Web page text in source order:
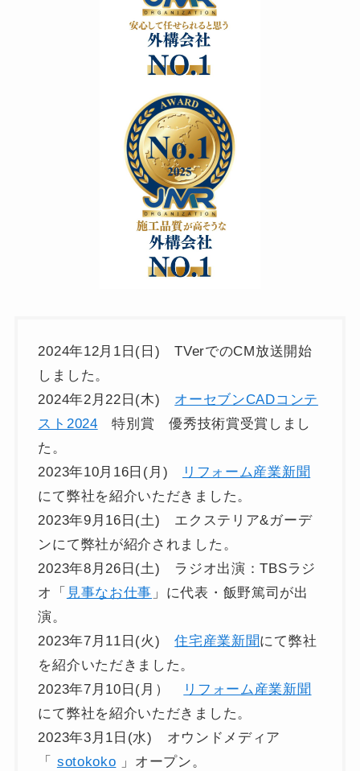
2024年12月1日(日) TVerでのCM放送開始
しました。
2024年2月22日(木) オーセブンCADコンテ
スト2024 特別賞 優秀技術賞受賞しまし
た。
2023年10月16日(月)
リフォーム産業新聞
にて弊社を紹介いただきました。
2023年9月16日(土) エクステリア&ガーデ
ンにて弊社が紹介されました。
2023年8月26日(土) ラジオ出演：TBSラジ
オ「 見事なお仕事 」に代表・飯野篤司が出
演。
2023年7月11日(火)住宅産業新聞にて弊社
を紹介いただきました。
2023年7月10日(月）
リフォーム産業新聞
にて弊社を紹介いただきました。
2023年3月1日(水) オウンドメディア
「 sotokoko 」オープン。